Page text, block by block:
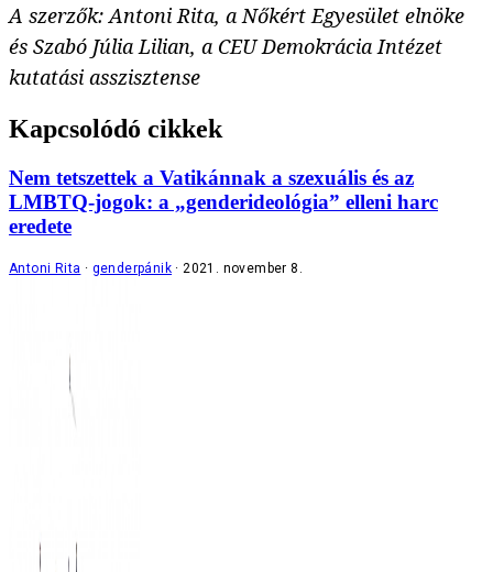
A szerzők: Antoni Rita, a Nőkért Egyesület elnöke
és Szabó Júlia Lilian, a CEU Demokrácia Intézet
kutatási asszisztense
Kapcsolódó cikkek
Nem tetszettek a Vatikánnak a szexuális és az
LMBTQ-jogok: a „genderideológia” elleni harc
eredete
Antoni Rita genderpánik 2021. november 8.